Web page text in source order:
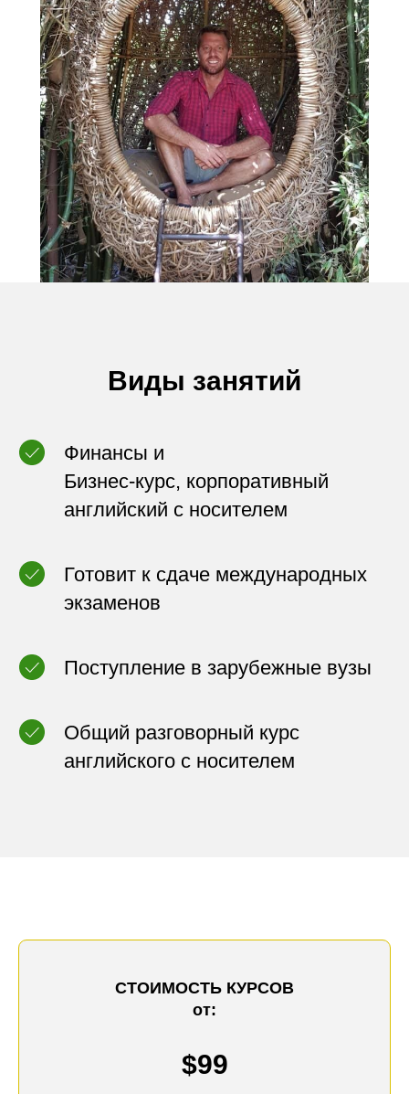
Виды занятий
Финансы и
Бизнес-курс, корпоративный
английский с носителем
Готовит к сдаче международных
экзаменов
Поступление в зарубежные вузы
Общий разговорный курс
английского с носителем
СТОИМОСТЬ КУРСОВ
от:
$99